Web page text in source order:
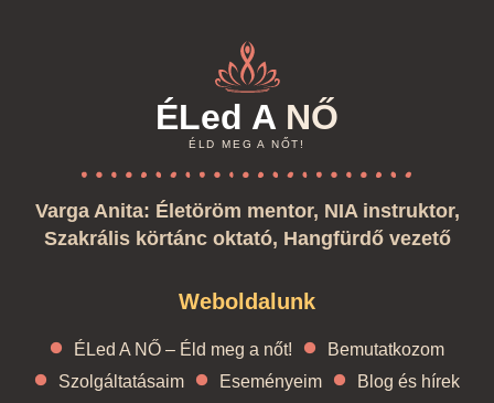
ÉLed A NŐ
ÉLD MEG A NŐT!
Varga Anita: Életöröm mentor, NIA instruktor,
Szakrális körtánc oktató, Hangfürdő vezető
Weboldalunk
ÉLed A NŐ – Éld meg a nőt!
Bemutatkozom
Szolgáltatásaim
Eseményeim
Blog és hírek